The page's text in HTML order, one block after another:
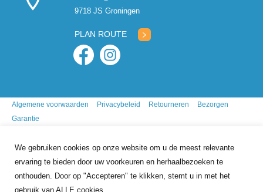
We gebruiken cookies op onze website om u de meest relevante
ervaring te bieden door uw voorkeuren en herhaalbezoeken te
onthouden. Door op "Accepteren" te klikken, stemt u in met het
gebruik van ALLE cookies.
9718 JS Groningen
PLAN ROUTE
Algemene voorwaarden Privacybeleid Retourneren
Bezorgen
Garantie